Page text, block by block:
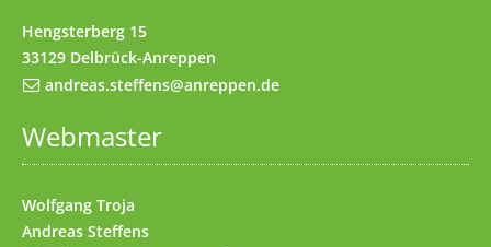
Hengsterberg 15
33129 Delbrück-Anreppen
andreas.steffens@anreppen.de
Webmaster
Wolfgang Troja
Andreas Steffens